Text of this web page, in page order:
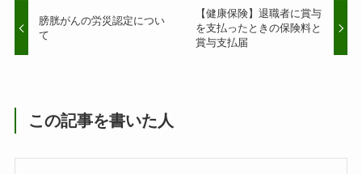
膀胱がんの労災認定につい
て
【健康保険】退職者に賞与
を支払ったときの保険料と
賞与支払届
この記事を書いた人